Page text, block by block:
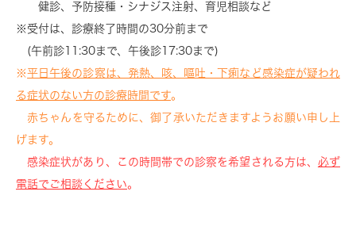
健診、予防接種・シナジス注射、育児相談など
※受付は、診療終了時間の30分前まで
(午前診11:30まで、午後診17:30まで)
※平日午後の診察は、発熱、咳、嘔吐・下痢など感染症が疑われ
る症状のない方の診療時間です。
赤ちゃんを守るために、御了承いただきますようお願い申し上
げます。
感染症状があり、この時間帯での診察を希望される方は、 必ず
電話でご相談ください。